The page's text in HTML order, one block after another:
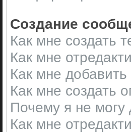
Создание
Как мне создать
Как мне
Как мне
Как мне создать
Почему я не могу
Как мне